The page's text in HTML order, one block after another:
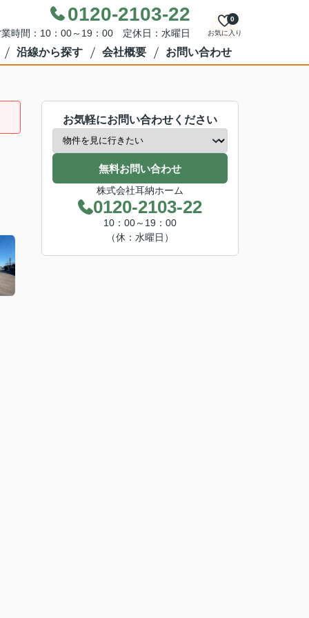
0120-2103-22
時間：10：00～19：00 定休日：水曜日 お気に入り
0
沿線から探す 会社概要 お問い合わせ
お気軽にお問い合わせください
無料お問い合わせ
株式会社耳納ホーム
0120-2103-22
10：00～19：00
（休：水曜日）